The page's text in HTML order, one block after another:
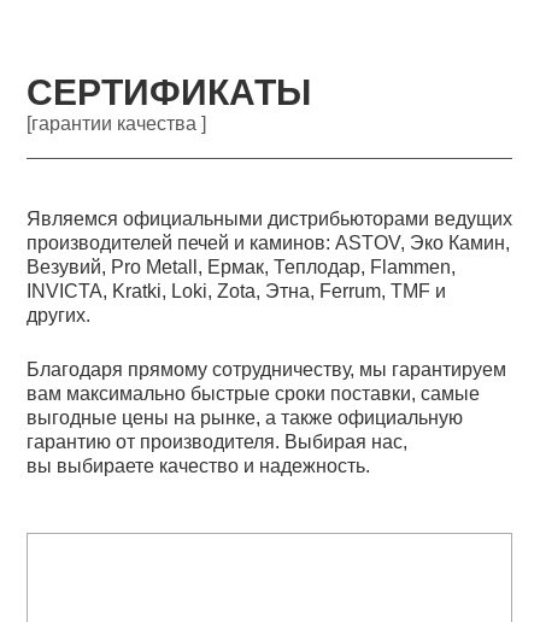
СЕРТИФИКАТЫ
[гарантии качества ]
Являемся официальными дистрибьюторами ведущих
производителей печей и каминов: ASTOV, Эко Камин,
Везувий, Pro Metall, Ермак, Теплодар, Flammen,
INVICTA, Kratki, Loki, Zota, Этна, Ferrum, TMF и
других.
Благодаря прямому сотрудничеству, мы гарантируем
вам максимально быстрые сроки поставки, самые
выгодные цены на рынке, а также официальную
гарантию от производителя. Выбирая нас,
вы выбираете качество и надежность.